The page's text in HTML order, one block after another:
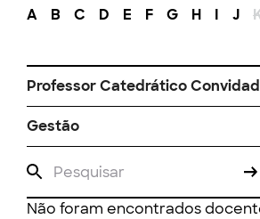
A B C D E F G H I J
Professor Catedrático
Gestão
Não foram encontrados